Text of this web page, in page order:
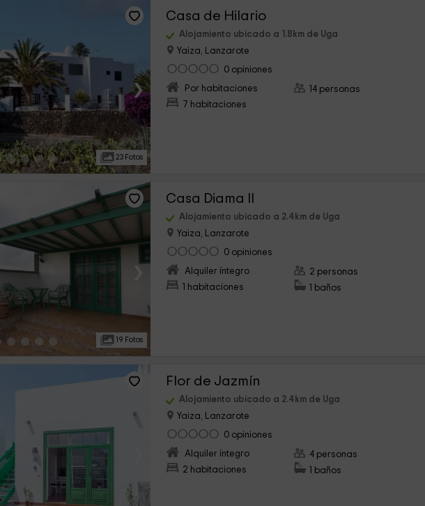
›
23 Fotos
Casa de Hilario
Alojamiento ubicado a 1.8km de Uga
Yaiza, Lanzarote
0 opiniones
Por habitaciones
7 habitaciones
14 personas
›
19 Fotos
Casa Diama II
Alojamiento ubicado a 2.4km de Uga
Yaiza, Lanzarote
0 opiniones
Alquiler íntegro
1 habitaciones
2 personas
1 baños
Flor de Jazmín
Alojamiento ubicado a 2.4km de Uga
Yaiza, Lanzarote
0 opiniones
Alquiler íntegro
2 habitaciones
4 personas
1 baños